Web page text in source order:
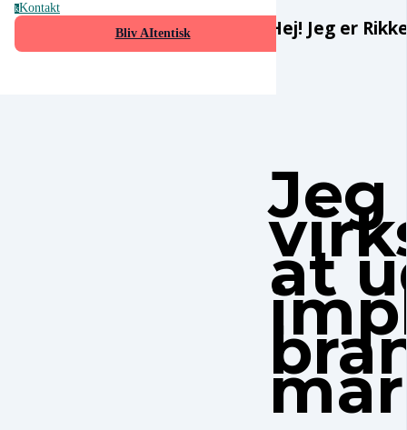
kKontakt
Bliv AItentisk
Hej! Jeg er
at